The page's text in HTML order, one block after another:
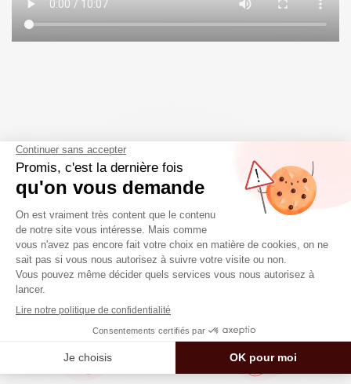
Livraison Gratuite
En France avec DPD, à
partir de 60€ d'achats
Paiement Sécurisé
Réalisez votre achat en ligne
et réglez par carte de